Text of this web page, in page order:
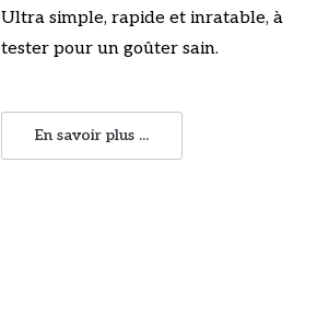
Ultra simple, rapide et inratable, à
tester pour un goûter sain.
En savoir plus ...